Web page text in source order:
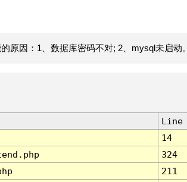
原因：1、数据库密码不对; 2、mysql未启动。
Line
14
324
211